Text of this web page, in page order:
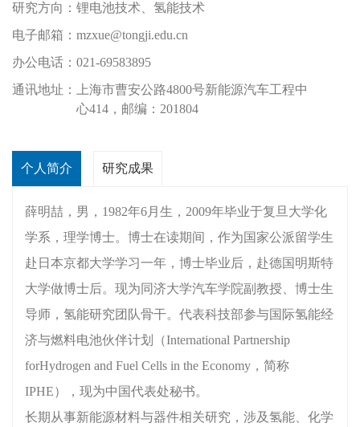
研究方向： 锂电池技术、氢能技术
电子邮箱： mzxue@tongji.edu.cn
办公电话： 021-69583895
通讯地址：
上海市曹安公路4800号新能源汽车工程中
心414，邮编：201804
个人简介 研究成果
薛明喆，男，1982年6月生，2009年毕业于复旦大学化
学系，理学博士。博士在读期间，作为国家公派留学生
赴日本京都大学学习一年，博士毕业后，赴德国明斯特
大学做博士后。现为同济大学汽车学院副教授、博士生
导师，氢能研究团队骨干。代表科技部参与国际氢能经
济与燃料电池伙伴计划（International Partnership
forHydrogen and Fuel Cells in the Economy，简称
IPHE），现为中国代表处秘书。
长期从事新能源材料与器件相关研究，涉及氢能、化学